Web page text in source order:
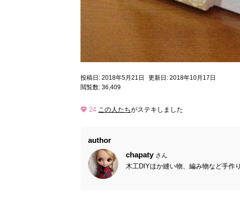
投稿日: 2018年5月21日
更新日: 2018年10月17日
閲覧数: 36,409
24 この人たちがステキしました
author
chapaty さん
木工DIYほか縫い物、編み物など手作